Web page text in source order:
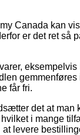
Canada kan
er det ret så
får fri.
det at man
i mange
levere